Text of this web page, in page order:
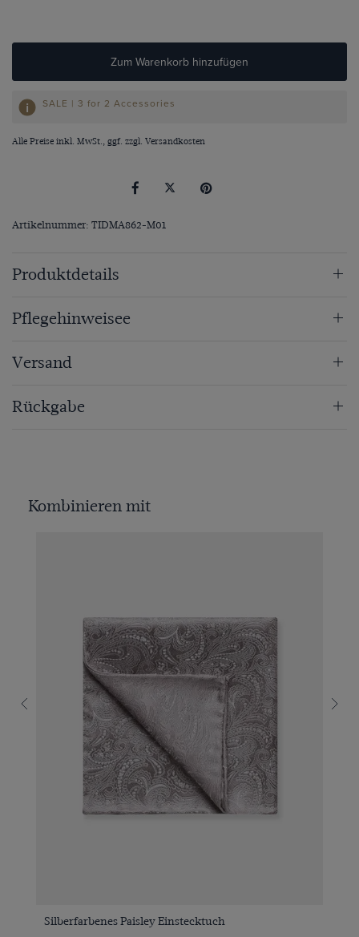
Zum Warenkorb hinzufügen
SALE | 3 for 2 Accessories
Alle Preise inkl. MwSt., ggf. zzgl. Versandkosten
Artikelnummer: TIDMA862-M01
Produktdetails
Pflegehinweisee
Versand
Rückgabe
Kombinieren mit
Silberfarbenes Paisley Einstecktuch